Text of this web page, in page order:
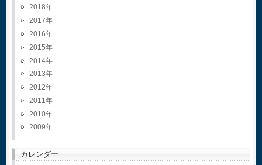
2018
2017
2016
2015
2014
2013
2012
2011
2010
2009
カレンダー